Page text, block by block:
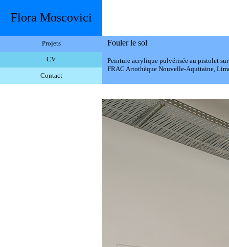
Flora Moscovici
Projets Fouler le sol
Peinture acrylique pulvérisée au pistolet
FRAC Artothèque Nouvelle-Aquitaine,
CV
Contact